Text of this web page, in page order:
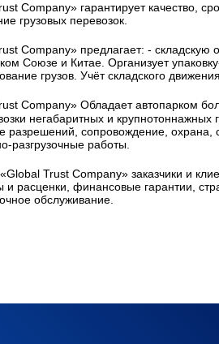
Company» гарантирует качество,
грузовых перевозок.
Company» предлагает: - складскую
Союзе и Китае. Организует
грузов. Учёт складского
Company» Обладает автопарком
негабаритных и
разрешений, сопровождение, охрана,
разгрузочные работы.
Trust Company» заказчики и
и расценки, финансовые гарантии,
обслуживание.